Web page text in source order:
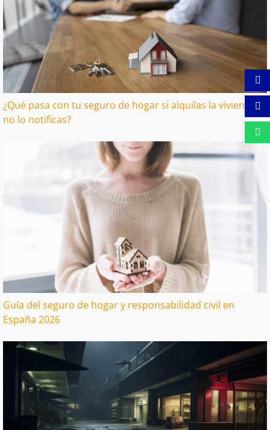
¿Qué pasa con tu seguro de hogar si alquilas la vivienda y
no lo notificas?
Guía del seguro de hogar y responsabilidad civil en
España 2026